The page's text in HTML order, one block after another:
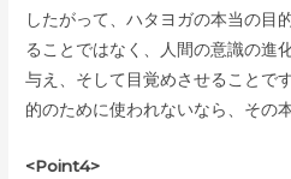
したがって、ハタヨガの本当の目
ることではなく、人間の意識の進
与え、そして目覚めさせることで
的のために使われないなら、その
<Point4>